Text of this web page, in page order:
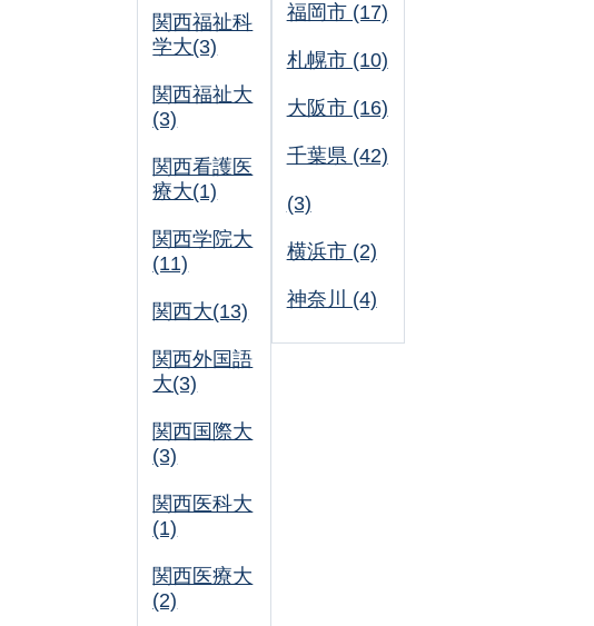
関西福祉科
学大(3)
関西福祉大
(3)
関西看護医
療大(1)
関西学院大
(11)
関西大(13)
関西外国語
大(3)
関西国際大
(3)
関西医科大
(1)
関西医療大
(2)
福岡市 (17)
札幌市 (10)
大阪市 (16)
千葉県 (42)
(3)
横浜市 (2)
神奈川 (4)